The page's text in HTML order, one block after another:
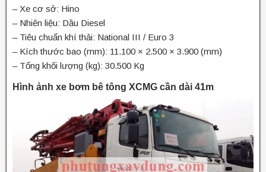
– Xe cơ sở: Hino
– Nhiên liệu: Dầu Diesel
– Tiêu chuẩn khí thải: National III / Euro 3
– Kích thước bao (mm): 11.100 × 2.500 × 3.900 (mm)
– Tổng khối lượng (kg): 30.500 Kg
Hình ảnh xe bơm bê tông XCMG cần dài 41m